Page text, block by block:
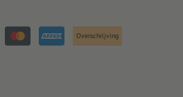
Overschrijving